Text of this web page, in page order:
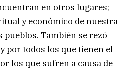
en otros lugares;
y económico de nuestra
pueblos. También se rezó
por todos los que tienen el
los que sufren a causa de